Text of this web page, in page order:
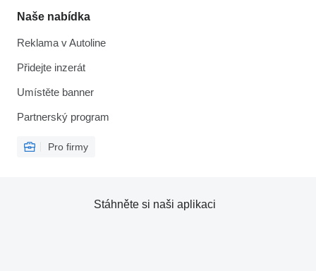
Naše nabídka
Reklama v Autoline
Přidejte inzerát
Umístěte banner
Partnerský program
Pro firmy
Stáhněte si naši aplikaci